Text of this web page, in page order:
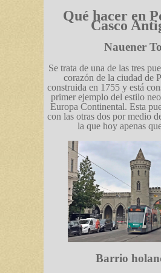
Qué hacer en
Casco
Nauener
Se trata de una de las tres
corazón de la ciudad de
construida en 1755 y está
primer ejemplo del estilo
Europa Continental. Esta
con las otras dos por medio
la que hoy apenas
Barrio